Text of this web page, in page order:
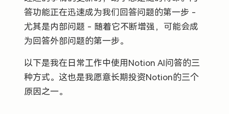
答功能正在迅速成为我们回答问题的第一步 -
尤其是内部问题 - 随着它不断增强，可能会成
为回答外部问题的第一步。
以下是我在日常工作中使用Notion AI问答的三
种方式。这也是我愿意长期投资Notion的三个
原因之一。